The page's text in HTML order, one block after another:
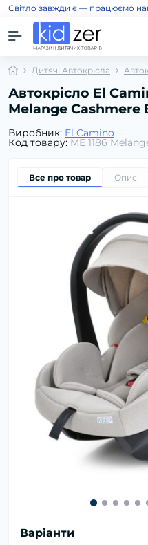
Світло завжди є — працюємо
Дитячі Автокрісла
Автокрісло El
Melange Cashmere
Виробник: El Camino
Код товару: ME 1186
Все про товар Опис
Варіанти